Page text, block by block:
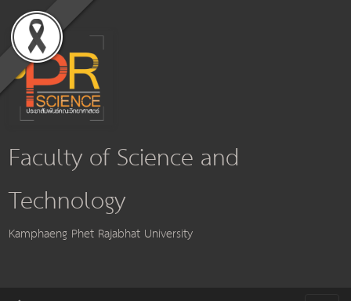
Faculty of Science and
Technology
Kamphaeng Phet Rajabhat University